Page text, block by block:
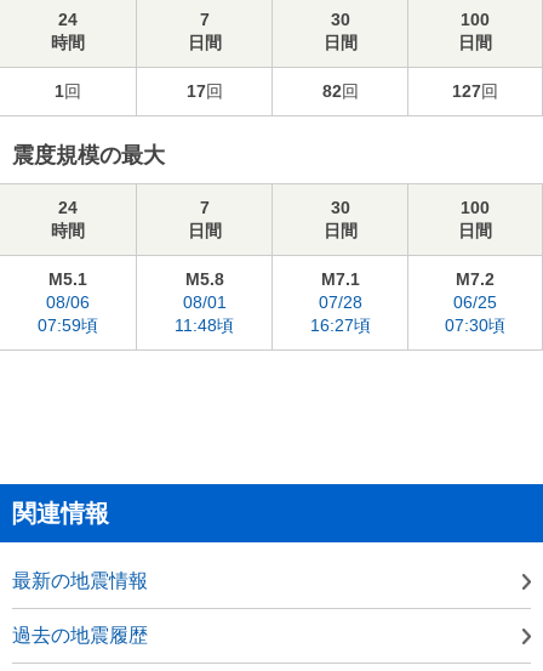
24
時間
7
日間
30
日間
100
日間
1回 17回 82回 127回
震度規模の最大
24
時間
7
日間
30
日間
100
日間
M5.1
08/06
07:59頃
M5.8
08/01
11:48頃
M7.1
07/28
16:27頃
M7.2
06/25
07:30頃
関連情報
最新の地震情報
過去の地震履歴